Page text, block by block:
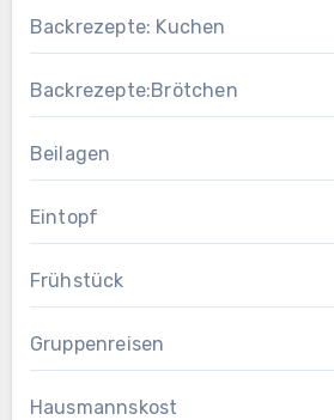
Backrezepte: Kuchen
Backrezepte:Brötchen
Beilagen
Eintopf
Frühstück
Gruppenreisen
Hausmannskost